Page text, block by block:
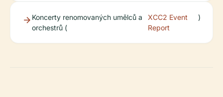
Koncerty renomovaných umělců a
orchestrů (
XCC2 Event
Report
)